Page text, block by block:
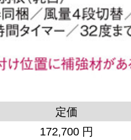
定価
172,700 円